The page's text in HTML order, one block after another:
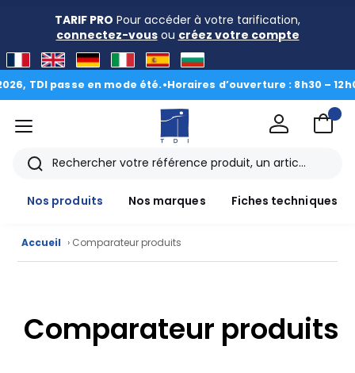
TARIF PRO Pour accéder à votre tarification,
connectez-vousou créez votre compte
TDI passe en mode été.•Horaires d’ouverture : 8h30 – 12h00
Nos
produits
Nos
marques
menu
Rechercher
Nos produits
Nos marques Fiches techniques
Accueil › Comparateur produits
Comparateur produits